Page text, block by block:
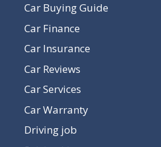
Car Buying Guide
Car Finance
Car Insurance
Car Reviews
Car Services
Car Warranty
Driving job